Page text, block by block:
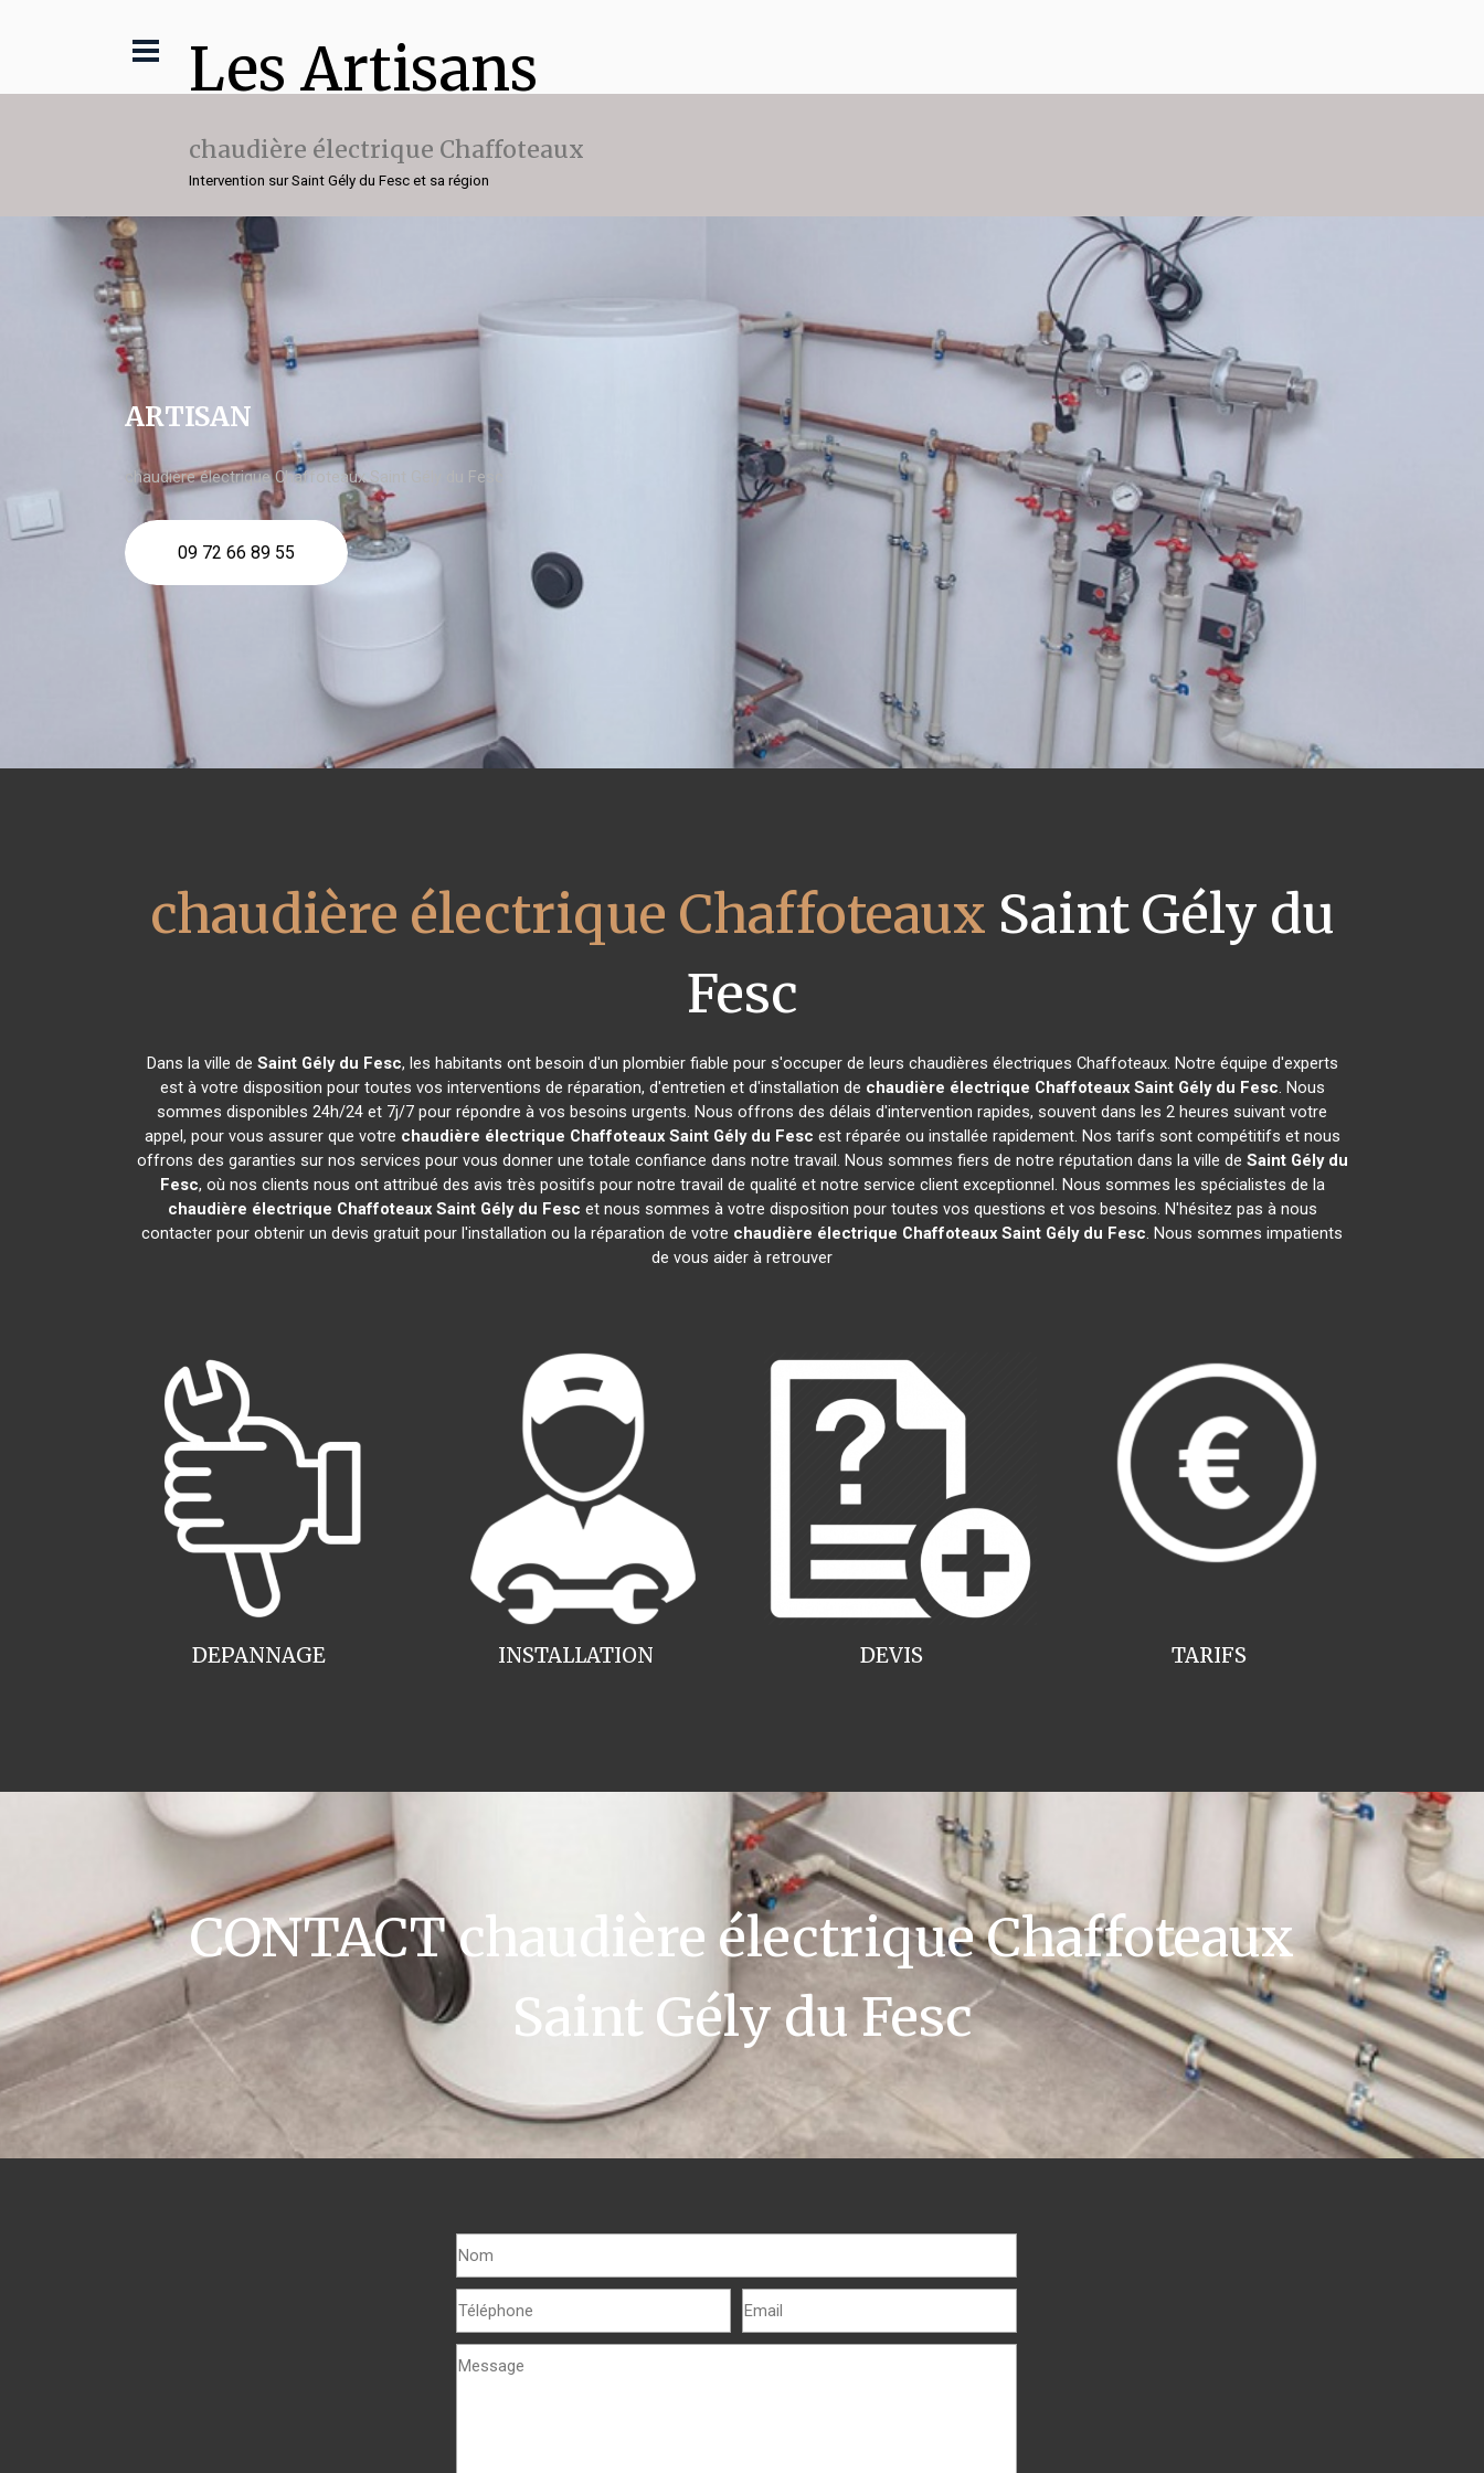
Les Artisans
chaudière électrique Chaffoteaux
Intervention sur Saint Gély du Fesc et sa région
ARTISAN
chaudière électrique Chaffoteaux Saint Gély du Fesc
09 72 66 89 55
chaudière électrique Chaffoteaux Saint Gély du
Fesc
Dans la ville de Saint Gély du Fesc, les habitants ont besoin d'un plombier fiable pour s'occuper de leurs chaudières électriques Chaffoteaux. Notre équipe d'experts
est à votre disposition pour toutes vos interventions de réparation, d'entretien et d'installation de chaudière électrique Chaffoteaux Saint Gély du Fesc. Nous
sommes disponibles 24h/24 et 7j/7 pour répondre à vos besoins urgents. Nous offrons des délais d'intervention rapides, souvent dans les 2 heures suivant votre
appel, pour vous assurer que votre chaudière électrique Chaffoteaux Saint Gély du Fesc est réparée ou installée rapidement. Nos tarifs sont compétitifs et nous
offrons des garanties sur nos services pour vous donner une totale confiance dans notre travail. Nous sommes fiers de notre réputation dans la ville de Saint Gély du
Fesc, où nos clients nous ont attribué des avis très positifs pour notre travail de qualité et notre service client exceptionnel. Nous sommes les spécialistes de la
chaudière électrique Chaffoteaux Saint Gély du Fesc et nous sommes à votre disposition pour toutes vos questions et vos besoins. N'hésitez pas à nous
contacter pour obtenir un devis gratuit pour l'installation ou la réparation de votre chaudière électrique Chaffoteaux Saint Gély du Fesc. Nous sommes impatients
de vous aider à retrouver
INSTALLATION
DEPANNAGE TARIFS
DEVIS
CONTACT chaudière électrique Chaffoteaux
Saint Gély du Fesc